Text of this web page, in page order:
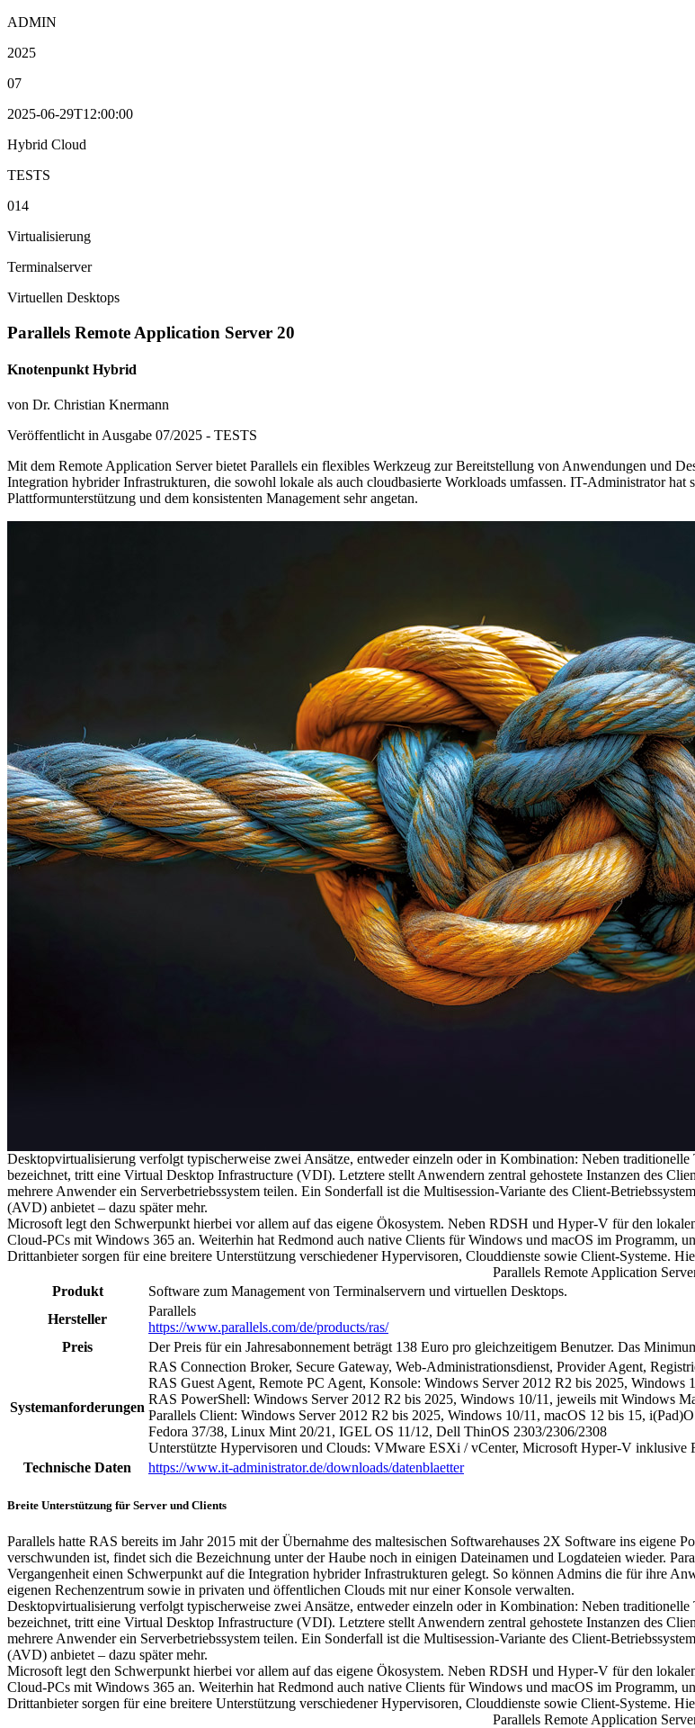
ADMIN
2025
07
2025-06-29T12:00:00
Hybrid Cloud
TESTS
014
Virtualisierung
Terminalserver
Virtuellen Desktops
Parallels Remote Application Server 20
Knotenpunkt Hybrid
von Dr. Christian Knermann
Veröffentlicht in Ausgabe 07/2025 - TESTS
Mit dem Remote Application Server bietet Parallels ein flexibles Werkzeug zur Bereitstellung von Anwendungen und
Integration hybrider Infrastrukturen, die sowohl lokale als auch cloudbasierte Workloads umfassen. IT-Administrator
Plattformunterstützung und dem konsistenten Management sehr angetan.
Desktopvirtualisierung verfolgt typischerweise zwei Ansätze, entweder einzeln oder in Kombination: Neben
bezeichnet, tritt eine Virtual Desktop Infrastructure (VDI). Letztere stellt Anwendern zentral gehostete Instanzen des
mehrere Anwender ein Serverbetriebssystem teilen. Ein Sonderfall ist die Multisession-Variante des Client-
(AVD) anbietet – dazu später mehr.
Microsoft legt den Schwerpunkt hierbei vor allem auf das eigene Ökosystem. Neben RDSH und Hyper-V für den
Cloud-PCs mit Windows 365 an. Weiterhin hat Redmond auch native Clients für Windows und macOS im Programm,
Drittanbieter sorgen für eine breitere Unterstützung verschiedener Hypervisoren, Clouddienste sowie Client-Systeme.
Parallels Remote Application
Produkt
Software zum Management von Terminalservern und virtuellen Desktops.
Hersteller
Parallels
https://www.parallels.com/de/products/ras/
Preis
Der Preis für ein Jahresabonnement beträgt 138 Euro pro gleichzeitigem Benutzer. Das
Systemanforderungen
RAS Connection Broker, Secure Gateway, Web-Administrationsdienst, Provider Agent,
RAS Guest Agent, Remote PC Agent, Konsole: Windows Server 2012 R2 bis 2025, Windows
RAS PowerShell: Windows Server 2012 R2 bis 2025, Windows 10/11, jeweils mit Windows
Parallels Client: Windows Server 2012 R2 bis 2025, Windows 10/11, macOS 12 bis 15,
Fedora 37/38, Linux Mint 20/21, IGEL OS 11/12, Dell ThinOS 2303/2306/2308
Unterstützte Hypervisoren und Clouds: VMware ESXi / vCenter, Microsoft Hyper-V
Technische Daten
https://www.it-administrator.de/downloads/datenblaetter
Breite Unterstützung für Server und Clients
Parallels hatte RAS bereits im Jahr 2015 mit der Übernahme des maltesischen Softwarehauses 2X Software ins
verschwunden ist, findet sich die Bezeichnung unter der Haube noch in einigen Dateinamen und Logdateien wieder.
Vergangenheit einen Schwerpunkt auf die Integration hybrider Infrastrukturen gelegt. So können Admins die für ihre
eigenen Rechenzentrum sowie in privaten und öffentlichen Clouds mit nur einer Konsole verwalten.
Desktopvirtualisierung verfolgt typischerweise zwei Ansätze, entweder einzeln oder in Kombination: Neben
bezeichnet, tritt eine Virtual Desktop Infrastructure (VDI). Letztere stellt Anwendern zentral gehostete Instanzen des
mehrere Anwender ein Serverbetriebssystem teilen. Ein Sonderfall ist die Multisession-Variante des Client-
(AVD) anbietet – dazu später mehr.
Microsoft legt den Schwerpunkt hierbei vor allem auf das eigene Ökosystem. Neben RDSH und Hyper-V für den
Cloud-PCs mit Windows 365 an. Weiterhin hat Redmond auch native Clients für Windows und macOS im Programm,
Drittanbieter sorgen für eine breitere Unterstützung verschiedener Hypervisoren, Clouddienste sowie Client-Systeme.
Parallels Remote Application